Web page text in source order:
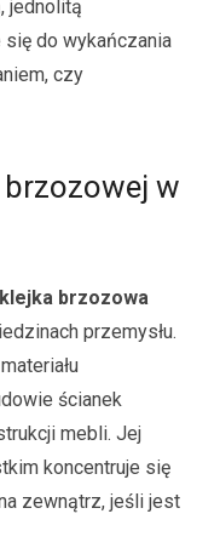
jednolitą
się do wykańczania
czy
w
brzozowa
przemysłu.
ścianek
mebli. Jej
koncentruje się
zewnątrz, jeśli jest